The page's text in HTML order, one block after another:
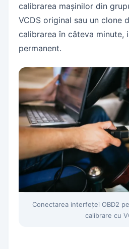
calibrarea mașinilor din
VCDS original sau un clone
calibrarea în câteva minute,
permanent.
Conectarea interfeței OBD2
calibrare cu